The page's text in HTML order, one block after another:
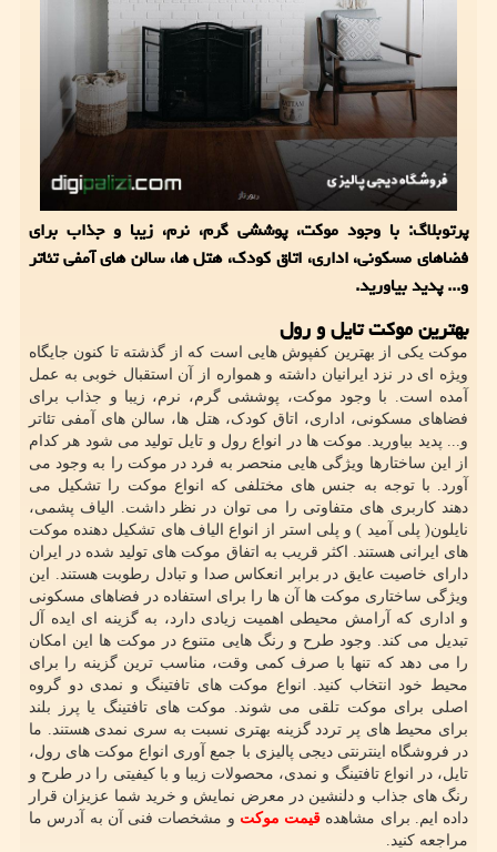
پرتوبلاگ: با وجود موكت، پوششی گرم، نرم، زیبا و جذاب برای
فضاهای مسكونی، اداری، اتاق كودك، هتل ها، سالن های آمفی تئاتر
و... پدید بیاورید.
بهترین موکت تایل و رول
موکت یکی از بهترین کفپوش هایی است که از گذشته تا کنون جایگاه
ویژه ای در نزد ایرانیان داشته و همواره از آن استقبال خوبی به عمل
آمده است. با وجود موکت، پوششی گرم، نرم، زیبا و جذاب برای
فضاهای مسکونی، اداری، اتاق کودک، هتل ها، سالن های آمفی تئاتر
و... پدید بیاورید. موکت ها در انواع رول و تایل تولید می شود هر کدام
از این ساختارها ویژگی هایی منحصر به فرد در موکت را به وجود می
آورد. با توجه به جنس های مختلفی که انواع موکت را تشکیل می
دهند کاربری های متفاوتی را می توان در نظر داشت. الیاف پشمی،
نایلون( پلی آمید ) و پلی استر از انواع الیاف های تشکیل دهنده موکت
های ایرانی هستند. اکثر قریب به اتفاق موکت های تولید شده در ایران
دارای خاصیت عایق در برابر انعکاس صدا و تبادل رطوبت هستند. این
ویژگی ساختاری موکت ها آن ها را برای استفاده در فضاهای مسکونی
و اداری که آرامش محیطی اهمیت زیادی دارد، به گزینه ای ایده آل
تبدیل می کند. وجود طرح و رنگ هایی متنوع در موکت ها این امکان
را می دهد که تنها با صرف کمی وقت، مناسب ترین گزینه را برای
محیط خود انتخاب کنید. انواع موکت های تافتینگ و نمدی دو گروه
اصلی برای موکت تلقی می شوند. موکت های تافتینگ یا پرز بلند
برای محیط های پر تردد گزینه بهتری نسبت به سری نمدی هستند. ما
در فروشگاه اینترنتی دیجی پالیزی با جمع آوری انواع موکت های رول،
تایل، در انواع تافتینگ و نمدی، محصولات زیبا و با کیفیتی را در طرح و
رنگ های جذاب و دلنشین در معرض نمایش و خرید شما عزیزان قرار
داده ایم. برای مشاهده قیمت موکت و مشخصات فنی آن به آدرس ما
مراجعه کنید.